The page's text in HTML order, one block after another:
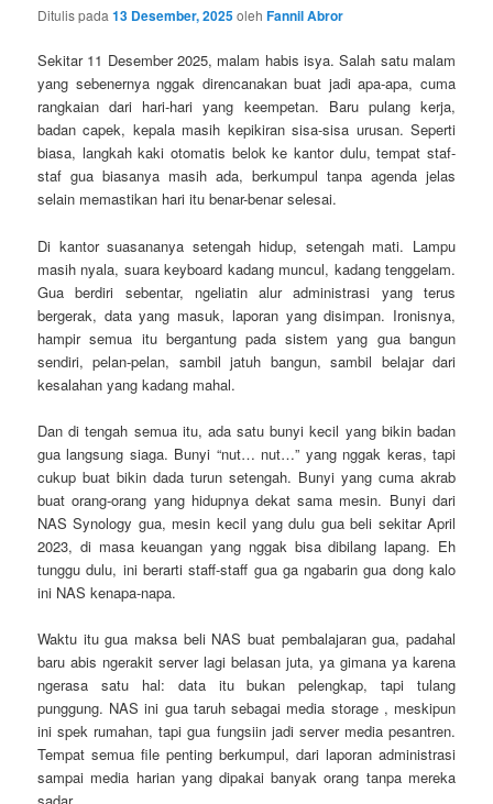
Ditulis pada13 Desember, 2025olehFannil Abror
Sekitar 11 Desember 2025, malam habis isya. Salah satu malam
yang sebenernya nggak direncanakan buat jadi apa-apa, cuma
rangkaian dari hari-hari yang keempetan. Baru pulang kerja,
badan capek, kepala masih kepikiran sisa-sisa urusan. Seperti
biasa, langkah kaki otomatis belok ke kantor dulu, tempat staf-
staf gua biasanya masih ada, berkumpul tanpa agenda jelas
selain memastikan hari itu benar-benar selesai.
Di kantor suasananya setengah hidup, setengah mati. Lampu
masih nyala, suara keyboard kadang muncul, kadang tenggelam.
Gua berdiri sebentar, ngeliatin alur administrasi yang terus
bergerak, data yang masuk, laporan yang disimpan. Ironisnya,
hampir semua itu bergantung pada sistem yang gua bangun
sendiri, pelan-pelan, sambil jatuh bangun, sambil belajar dari
kesalahan yang kadang mahal.
Dan di tengah semua itu, ada satu bunyi kecil yang bikin badan
gua langsung siaga. Bunyi “nut… nut…” yang nggak keras, tapi
cukup buat bikin dada turun setengah. Bunyi yang cuma akrab
buat orang-orang yang hidupnya dekat sama mesin. Bunyi dari
NAS Synology gua, mesin kecil yang dulu gua beli sekitar April
2023, di masa keuangan yang nggak bisa dibilang lapang. Eh
tunggu dulu, ini berarti staff-staff gua ga ngabarin gua dong kalo
ini NAS kenapa-napa.
Waktu itu gua maksa beli NAS buat pembalajaran gua, padahal
baru abis ngerakit server lagi belasan juta, ya gimana ya karena
ngerasa satu hal: data itu bukan pelengkap, tapi tulang
punggung. NAS ini gua taruh sebagai media storage , meskipun
ini spek rumahan, tapi gua fungsiin jadi server media pesantren.
Tempat semua file penting berkumpul, dari laporan administrasi
sampai media harian yang dipakai banyak orang tanpa mereka